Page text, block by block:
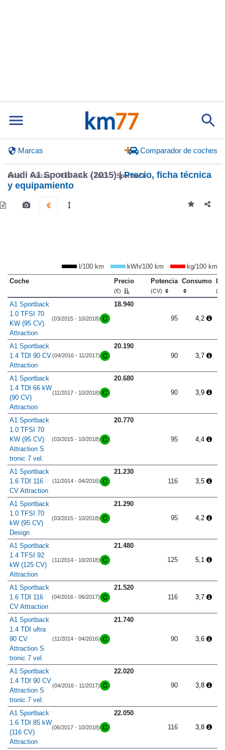
Marcas Comparador de coches
Inicio Marcas Audi A1 2015 Sportback
Audi A1 Sportback (2015) |Precio, ficha técnica
y equipamiento
l/100 km kWh/100 km
kg/100 km
Coche
Precio
(€)
Potencia
(CV)
Consumo
A1 Sportback
1.0 TFSI 70
KW (95 CV)
Attraction
(03/2015 - 10/2018)
18.940
95
4,2
A1 Sportback
1.4 TDI 90 CV
Attraction
(04/2016 - 11/2017)
20.190
90
3,7
A1 Sportback
1.4 TDI 66 kW
(90 CV)
Attraction
(11/2017 - 10/2018)
20.680
90
3,9
A1 Sportback
1.0 TFSI 70
KW (95 CV)
Attraction S
tronic 7 vel.
(03/2015 - 10/2018)
20.770
95 4,4
A1 Sportback
1.6 TDI 116
CV Attraction
(11/2014 - 04/2016)
21.230
116
3,5
A1 Sportback
1.0 TFSI 70
kW (95 CV)
Design
(03/2015 - 10/2018)
21.290
95
4,2
A1 Sportback
1.4 TFSI 92
kW (125 CV)
Attraction
(11/2014 - 10/2018)
21.480
125
5,1
A1 Sportback
1.6 TDI 116
CV Attraction
(04/2016 - 06/2017)
21.520
116
3,7
A1 Sportback
1.4 TDI ultra
90 CV
Attraction S
tronic 7 vel.
(11/2014 - 04/2016)
21.740
90 3,6
A1 Sportback
1.4 TDI 90 CV
Attraction S
tronic 7 vel.
(04/2016 - 11/2017)
22.020
90
3,8
A1 Sportback
1.6 TDI 85 kW
(116 CV)
Attraction
(06/2017 - 10/2018)
22.050
116
3,8